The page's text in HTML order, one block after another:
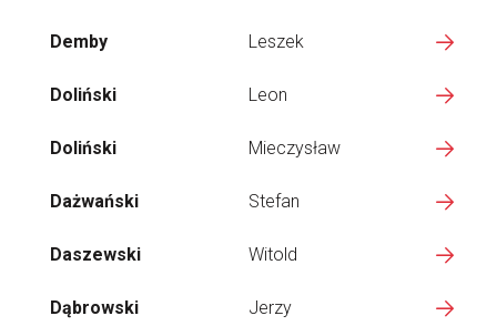
Demby Leszek
Doliński Leon
Doliński Mieczysław
Dażwański Stefan
Daszewski Witold
Dąbrowski Jerzy